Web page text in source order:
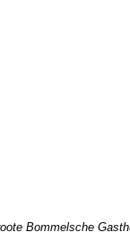
Bommelsche